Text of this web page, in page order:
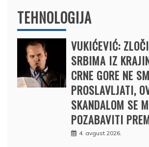
TEHNOLOGIJA
VUKIĆEVIĆ:
SRBIMA IZ
CRNE GORE NE
PROSLAVLJATI,
SKANDALOM SE
POZABAVITI
4. avgust 2026.